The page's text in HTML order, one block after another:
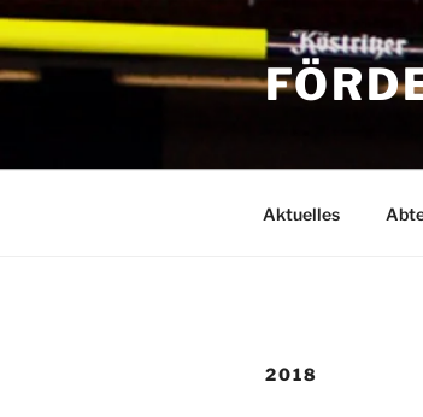
Zum
Inhalt
springen
Aktuelles
2018